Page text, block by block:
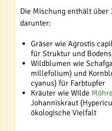
Die Mischung enthält über
darunter:
Gräser wie Agrostis
für Struktur und
Wildblumen wie
millefolium) und
cyanus) für Farbtupfer
Kräuter wie Wilde
Johanniskraut
ökologische Vielfalt